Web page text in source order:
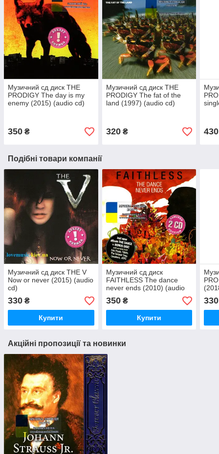
Музичний сд диск THE
PRODIGY The day is my
enemy (2015) (audio cd)
350 ₴
Музичний сд диск THE
PRODIGY The fat of the
land (1997) (audio cd)
320₴ 430
Подібні товари компанії
Музичний сд диск THE V
Now or never (2015) (audio
cd)
330 ₴
Купити
Музичний сд диск
FAITHLESS The dance
never ends (2010) (audio
350₴
Купити
330
Акційні пропозиції та новинки